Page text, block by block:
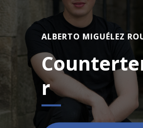
ALBERTO MIGUÉLEZ
r